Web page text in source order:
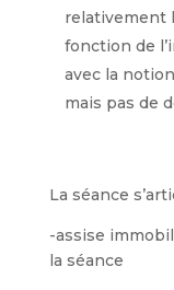
relativement
fonction de
avec la
mais pas de
La séance
-assise
la séance